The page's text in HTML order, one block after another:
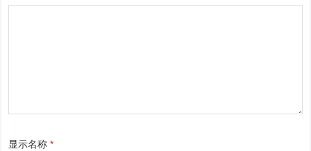
显示名称*